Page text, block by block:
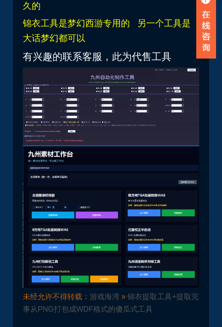
久的
锦衣工具是梦幻西游专用的 另一个工具是
大话梦幻都可以
有兴趣的联系客服，此为代售工具
未经允许不得转载：游戏海湾 »锦衣提取工具+提取完
事从PNG打包成WDF格式的傻瓜式工具